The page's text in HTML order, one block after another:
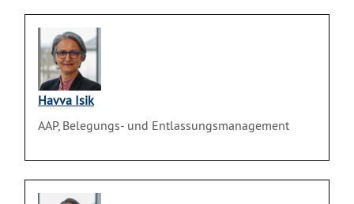
Havva Isik
AAP, Belegungs- und Entlassungsmanagement